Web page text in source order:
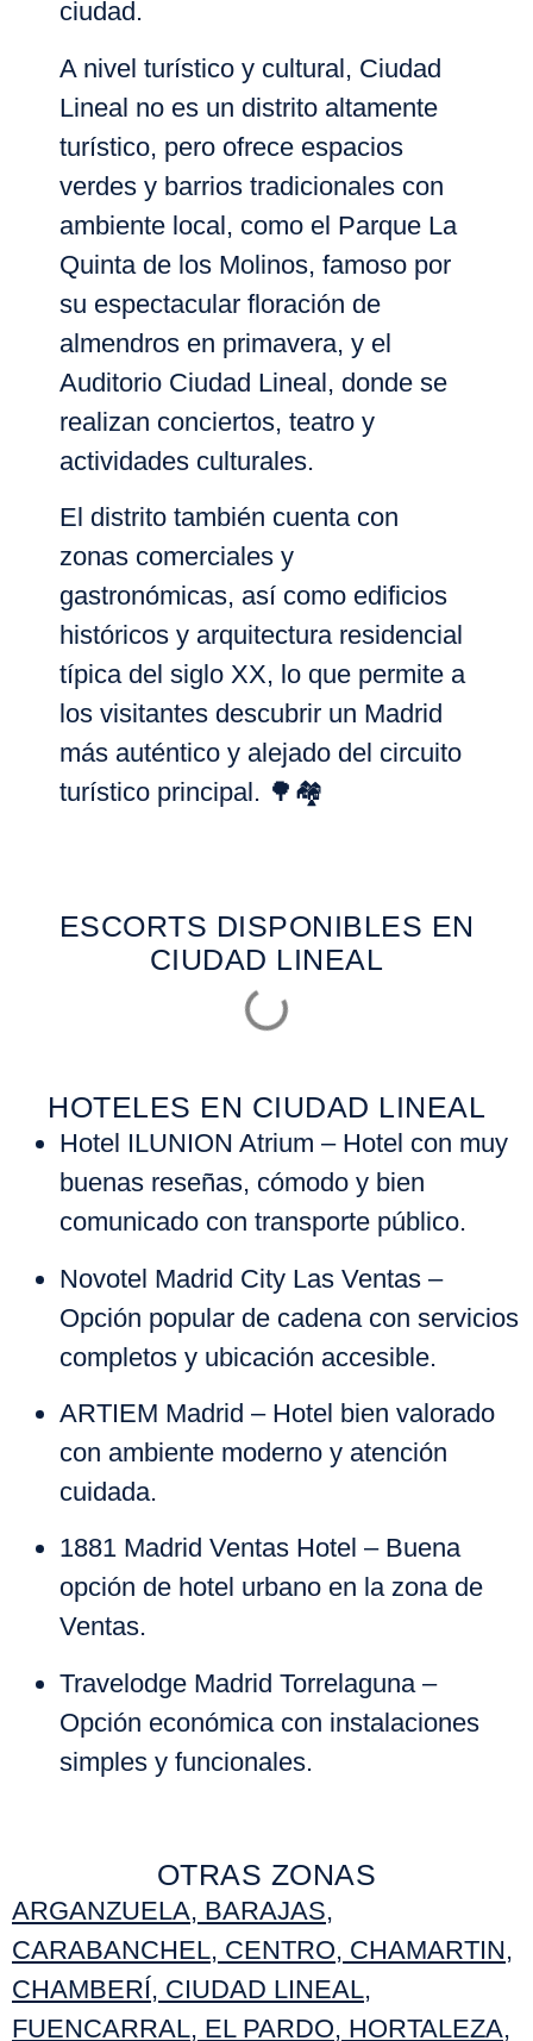
ciudad.
A nivel turístico y cultural, Ciudad
Lineal no es un distrito altamente
turístico, pero ofrece espacios
verdes y barrios tradicionales con
ambiente local, como el Parque La
Quinta de los Molinos, famoso por
su espectacular floración de
almendros en primavera, y el
Auditorio Ciudad Lineal, donde se
realizan conciertos, teatro y
actividades culturales.
El distrito también cuenta con
zonas comerciales y
gastronómicas, así como edificios
históricos y arquitectura residencial
típica del siglo XX, lo que permite a
los visitantes descubrir un Madrid
más auténtico y alejado del circuito
turístico principal. 🌳🏘️
ESCORTS DISPONIBLES EN
CIUDAD LINEAL
HOTELES EN CIUDAD LINEAL
Hotel ILUNION Atrium – Hotel con muy
buenas reseñas, cómodo y bien
comunicado con transporte público.
Novotel Madrid City Las Ventas –
Opción popular de cadena con servicios
completos y ubicación accesible.
ARTIEM Madrid – Hotel bien valorado
con ambiente moderno y atención
cuidada.
1881 Madrid Ventas Hotel – Buena
opción de hotel urbano en la zona de
Ventas.
Travelodge Madrid Torrelaguna –
Opción económica con instalaciones
simples y funcionales.
OTRAS ZONAS
ARGANZUELA, BARAJAS,
CARABANCHEL, CENTRO, CHAMARTIN,
CHAMBERÍ, CIUDAD LINEAL,
FUENCARRAL, EL PARDO, HORTALEZA,